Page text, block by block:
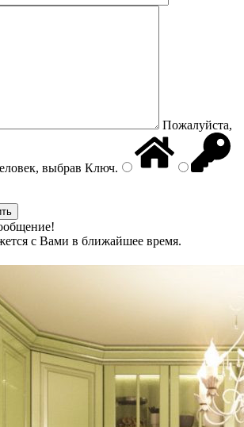
Пожалуйста,
выбрав Ключ.
с Вами в ближайшее время.